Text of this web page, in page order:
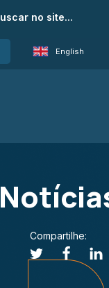
English
Compartilhe: